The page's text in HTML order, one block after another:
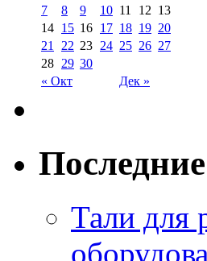
« Окт Дек »
7
8 9 10 11 12 13
14 15 16 17 18 19 20
21
22 23 24 25 26 27
28 29 30
Тали для